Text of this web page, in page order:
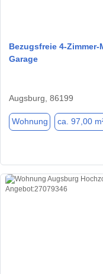
Bezugsfreie 4-
Garage
Augsburg, 86199
Wohnung ca. 97,00